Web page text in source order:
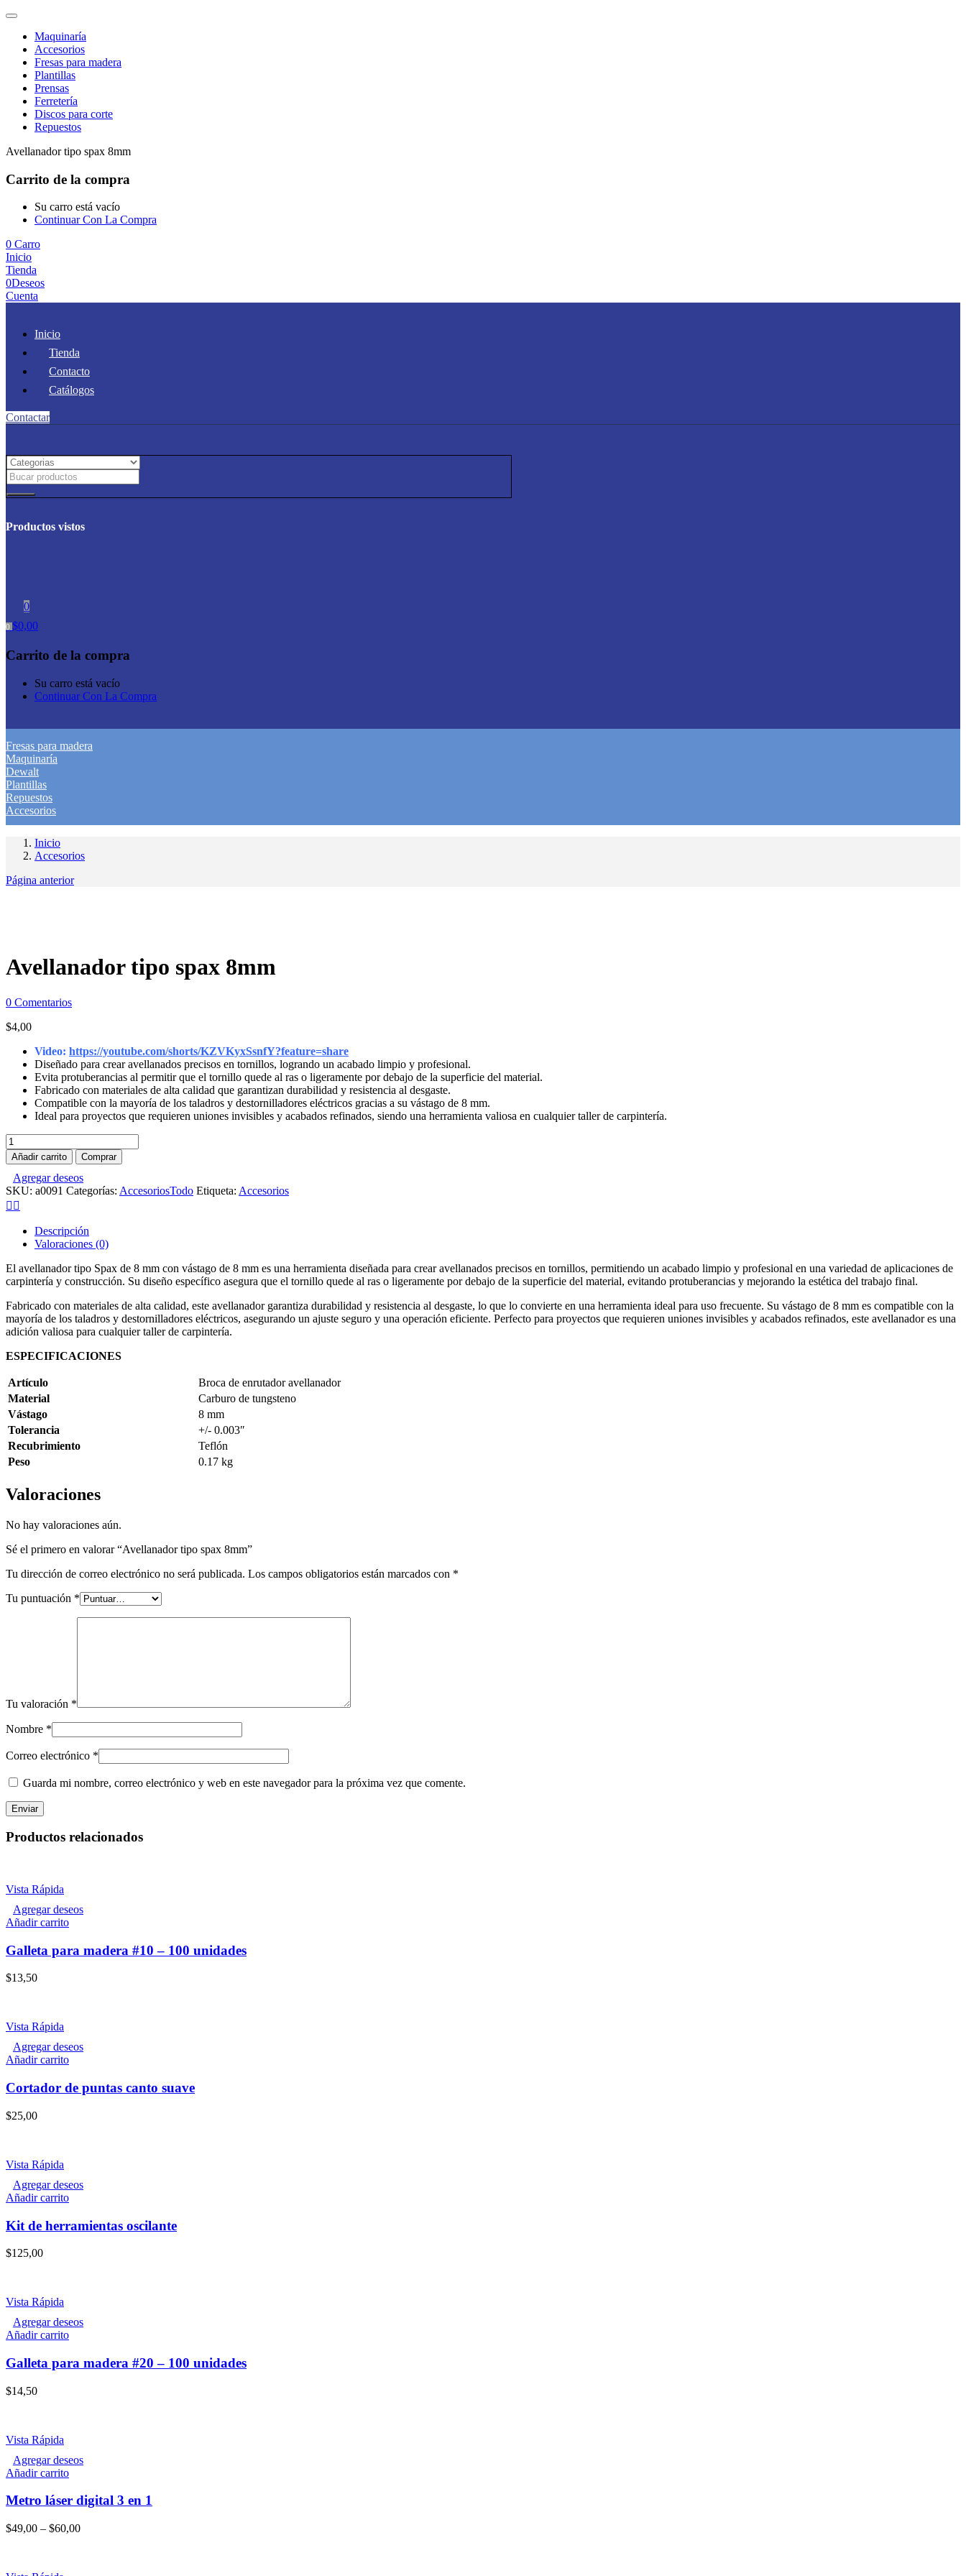
Maquinaría
Accesorios
Fresas para madera
Plantillas
Prensas
Ferretería
Discos para corte
Repuestos
Avellanador tipo spax 8mm
Carrito de la compra
Su carro está vacío
Continuar Con La Compra
0 Carro
Inicio
Tienda
0Deseos
Cuenta
Inicio
Tienda
Contacto
Catálogos
Contactar
Productos vistos
0
0 $0,00
Carrito de la compra
Su carro está vacío
Continuar Con La Compra
Fresas para madera
Maquinaría
Dewalt
Plantillas
Repuestos
Accesorios
Inicio
Accesorios
Página anterior
Avellanador tipo spax 8mm
0 Comentarios
$4,00
Video: https://youtube.com/shorts/KZVKyxSsnfY?feature=share
Diseñado para crear avellanados precisos en tornillos, logrando un acabado limpio y profesional.
Evita protuberancias al permitir que el tornillo quede al ras o ligeramente por debajo de la superficie del material.
Fabricado con materiales de alta calidad que garantizan durabilidad y resistencia al desgaste.
Compatible con la mayoría de los taladros y destornilladores eléctricos gracias a su vástago de 8 mm.
Ideal para proyectos que requieren uniones invisibles y acabados refinados, siendo una herramienta valiosa en cualquier taller de carpintería.
Avellanador
tipo
spax
8mm
cantidad
Añadir carrito Comprar
Agregar deseos
SKU: a0091 Categorías: AccesoriosTodo Etiqueta: Accesorios
Descripción
Valoraciones (0)
El avellanador tipo Spax de 8 mm con vástago de 8 mm es una herramienta diseñada para crear avellanados precisos en tornillos, permitiendo un acabado limpio y profesional en una variedad de aplicaciones de
carpintería y construcción. Su diseño específico asegura que el tornillo quede al ras o ligeramente por debajo de la superficie del material, evitando protuberancias y mejorando la estética del trabajo final.
Fabricado con materiales de alta calidad, este avellanador garantiza durabilidad y resistencia al desgaste, lo que lo convierte en una herramienta ideal para uso frecuente. Su vástago de 8 mm es compatible con la
mayoría de los taladros y destornilladores eléctricos, asegurando un ajuste seguro y una operación eficiente. Perfecto para proyectos que requieren uniones invisibles y acabados refinados, este avellanador es una
adición valiosa para cualquier taller de carpintería.
ESPECIFICACIONES
Artículo
Broca de enrutador avellanador
Material
Carburo de tungsteno
Vástago
8 mm
Tolerancia
+/- 0.003″
Recubrimiento
Teflón
Peso
0.17 kg
Valoraciones
No hay valoraciones aún.
Sé el primero en valorar “Avellanador tipo spax 8mm”
Tu dirección de correo electrónico no será publicada. Los campos obligatorios están marcados con *
Tu puntuación *
Tu valoración *
Nombre *
Correo electrónico *
Guarda mi nombre, correo electrónico y web en este navegador para la próxima vez que comente.
Productos relacionados
Vista Rápida
Agregar deseos
Añadir carrito
Galleta para madera #10 – 100 unidades
$13,50
Vista Rápida
Agregar deseos
Añadir carrito
Cortador de puntas canto suave
$25,00
Vista Rápida
Agregar deseos
Añadir carrito
Kit de herramientas oscilante
$125,00
Vista Rápida
Agregar deseos
Añadir carrito
Galleta para madera #20 – 100 unidades
$14,50
Vista Rápida
Agregar deseos
Añadir carritoEste
tiene
múltiples
variantes.
Metro láser digital 3 en 1
$49,00 – $60,00